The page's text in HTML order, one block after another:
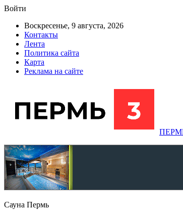
Войти
Воскресенье, 9 августа, 2026
Контакты
Лента
Политика сайта
Карта
Реклама на сайте
Сауна Пермь